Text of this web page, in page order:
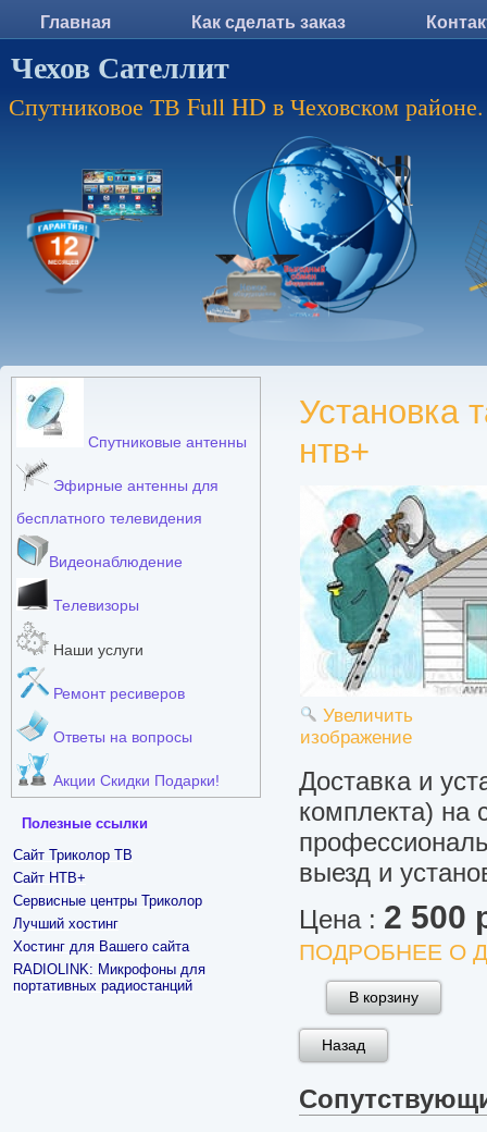
Главная Как сделать заказ
Чехов Сателлит
Спутниковое ТВ Full HD в Чеховском районе.
Спутниковые антенны
Эфирные антенны для
бесплатного телевидения
Видеонаблюдение
Телевизоры
Наши услуги
Ремонт ресиверов
Ответы на вопросы
Акции Скидки Подарки!
Полезные ссылки
Сайт Триколор ТВ
Сайт НТВ+
Сервисные центры Триколор
Лучший хостинг
Хостинг для Вашего сайта
RADIOLINK: Микрофоны для
портативных радиостанций
Установка
нтв+
Увеличить
изображение
Доставка и
комплекта) на
выезд и
Цена : 2 500
ПОДРОБНЕЕ О